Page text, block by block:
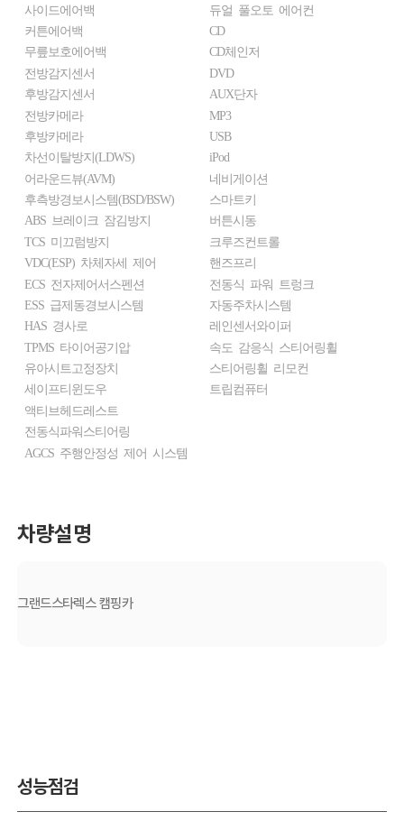
사이드에어백
커튼에어백
무릎보호에어백
전방감지센서
후방감지센서
전방카메라
후방카메라
차선이탈방지(LDWS)
어라운드뷰(AVM)
후측방경보시스템(BSD/BSW)
ABS 브레이크 잠김방지
TCS 미끄럼방지
VDC(ESP) 차체자세 제어
ECS 전자제어서스펜션
ESS 급제동경보시스템
HAS 경사로
TPMS 타이어공기압
유아시트고정장치
세이프티윈도우
액티브헤드레스트
전동식파워스티어링
AGCS 주행안정성 제어 시스템
듀얼 풀오토 에어컨
CD
CD체인저
DVD
AUX단자
MP3
USB
iPod
네비게이션
스마트키
버튼시동
크루즈컨트롤
핸즈프리
전동식 파워 트렁크
자동주차시스템
레인센서와이퍼
속도 감응식 스티어링휠
스티어링휠 리모컨
트립컴퓨터
차량설명
그랜드스타렉스 캠핑카
성능점검